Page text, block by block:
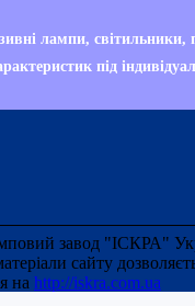
лампи, світильники,
під
завод "ІСКРА"
сайту
на http://iskra.com.ua
6
of